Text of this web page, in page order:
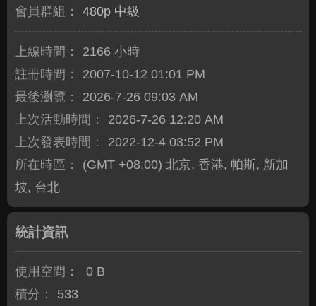
會員群組： 480p 中級
上線時間：
2166 小時
註冊時間：
2007-10-12 01:01 PM
最後瀏覽：
2026-7-26 09:03 AM
上次活動時間：
2026-7-26 12:20 AM
上次發表時間：
2022-12-4 03:52 PM
所在時區：
(GMT +08:00) 北京, 香港, 帕斯, 新加
坡, 台北
統計資訊
使用空間：
0 B
積分：
533